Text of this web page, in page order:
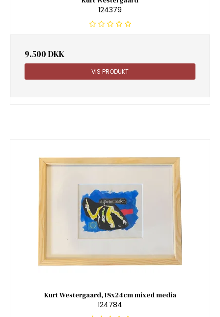
124379
9.500 DKK
VIS PRODUKT
Kurt Westergaard, 18x24cm mixed media
124784